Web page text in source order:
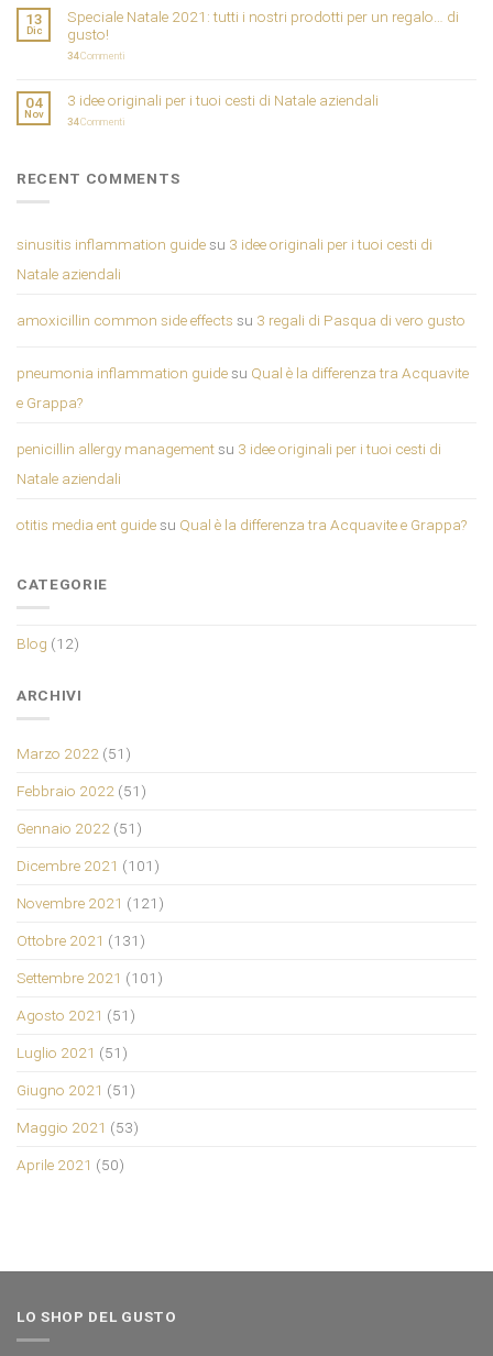
13
Dic
Speciale Natale 2021: tutti i nostri prodotti per un regalo… di
gusto!
34Commenti
04
Nov
3 idee originali per i tuoi cesti di Natale aziendali
34Commenti
RECENT COMMENTS
sinusitis inflammation guidesu 3 idee originali per i tuoi cesti di
Natale aziendali
amoxicillin common side effects su 3 regali di Pasqua di vero gusto
pneumonia inflammation guidesu Qual è la differenza tra Acquavite
e Grappa?
penicillin allergy managementsu 3 idee originali per i tuoi cesti di
Natale aziendali
otitis media ent guidesu Qual è la differenza tra Acquavite e Grappa?
CATEGORIE
Blog (12)
ARCHIVI
Marzo 2022 (51)
Febbraio 2022 (51)
Gennaio 2022 (51)
Dicembre 2021 (101)
Novembre 2021 (121)
Ottobre 2021 (131)
Settembre 2021 (101)
Agosto 2021 (51)
Luglio 2021 (51)
Giugno 2021 (51)
Maggio 2021 (53)
Aprile 2021 (50)
LO SHOP DEL GUSTO